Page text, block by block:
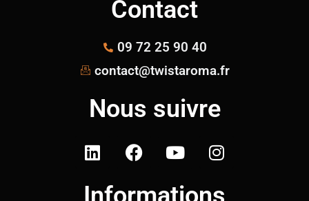
Contact
09 72 25 90 40
contact@twistaroma.fr
Nous suivre